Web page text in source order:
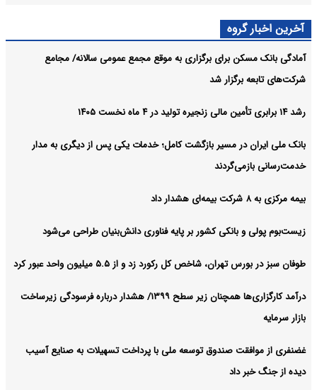
آخرین اخبار گروه
آمادگی بانک مسکن برای برگزاری به موقع مجمع عمومی سالانه/ مجامع
شرکت‌های تابعه برگزار شد
رشد ۱۴ برابری تأمین مالی زنجیره تولید در ۴ ماه نخست ۱۴۰۵
بانک ملی ایران در مسیر بازگشت کامل؛ خدمات یکی پس از دیگری به مدار
خدمت‌رسانی بازمی‌گردند
بیمه مرکزی به ۸ شرکت بیمه‌ای هشدار داد
زیست‌بوم پولی و بانکی کشور بر پایه فناوری دانش‌بنیان طراحی می‌شود
طوفان سبز در بورس تهران، شاخص کل رکورد زد و از ۵.۵ میلیون واحد عبور کرد
درآمد کارگزاری‌ها همچنان زیر سطح ۱۳۹۹/ هشدار درباره فرسودگی زیرساخت
بازار سرمایه
غضنفری از موافقت صندوق توسعه ملی با پرداخت تسهیلات به صنایع آسیب
دیده از جنگ خبر داد